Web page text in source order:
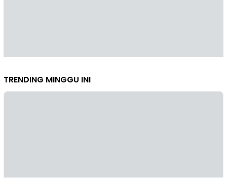
TRENDING MINGGU INI